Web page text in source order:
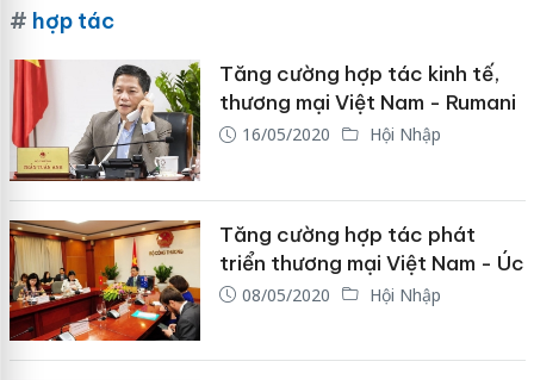
# hợp tác
Tăng cường hợp tác kinh tế,
thương mại Việt Nam - Rumani
16/05/2020 Hội Nhập
Tăng cường hợp tác phát
triển thương mại Việt Nam - Úc
08/05/2020 Hội Nhập